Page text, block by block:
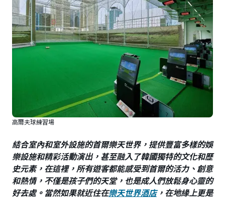
高爾夫球練習場
結合室內和室外設施的首爾樂天世界，提供豐富多樣的娛
樂設施和精彩活動演出，甚至融入了韓國獨特的文化和歷
史元素，在這裡，所有遊客都能感受到首爾的活力、創意
和熱情，不僅是孩子們的天堂，也是成人們放鬆身心靈的
好去處。當然如果就近住在樂天世界酒店，在地緣上更是